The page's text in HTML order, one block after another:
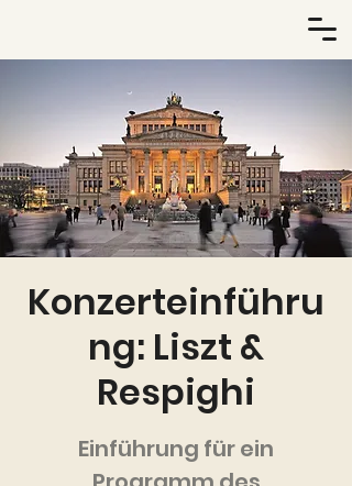
Konzerteinführu
ng: Liszt &
Respighi
Einführung für ein